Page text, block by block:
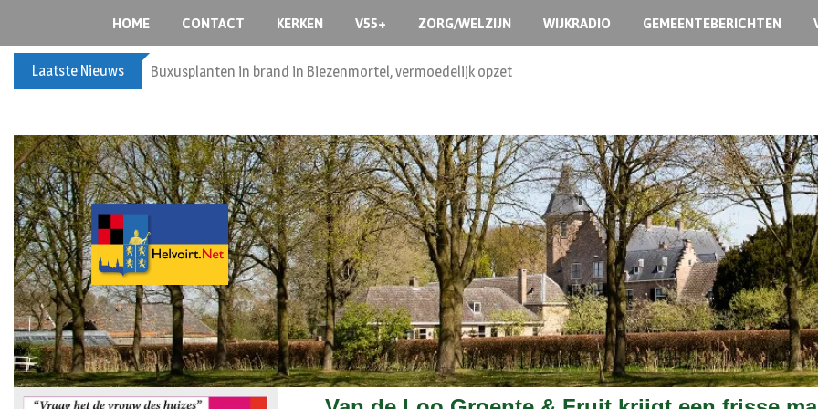
HOME CONTACT KERKEN V55+ ZORG/WELZIJN WIJKRADIO GEMEENTEBERICHTEN
Laatste Nieuws Buxusplanten in brand in Biezenmortel, vermoedelijk opzet